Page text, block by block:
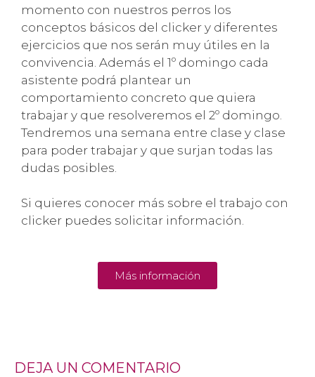
momento con nuestros perros los
conceptos básicos del clicker y diferentes
ejercicios que nos serán muy útiles en la
convivencia. Además el 1º domingo cada
asistente podrá plantear un
comportamiento concreto que quiera
trabajar y que resolveremos el 2º domingo.
Tendremos una semana entre clase y clase
para poder trabajar y que surjan todas las
dudas posibles.
Si quieres conocer más sobre el trabajo con
clicker puedes solicitar información.
Más información
DEJA UN COMENTARIO